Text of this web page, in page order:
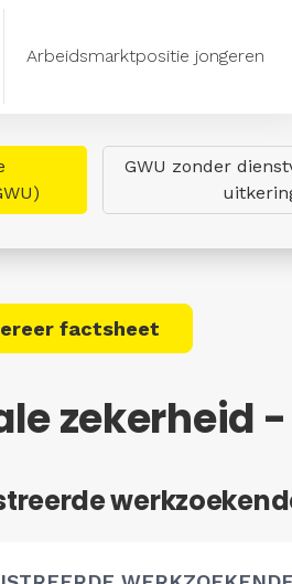
Arbeidsmarktpositie jongeren
GWU zonder
factsheet
zekerheid